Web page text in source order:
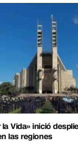
Vida» inició
las regiones